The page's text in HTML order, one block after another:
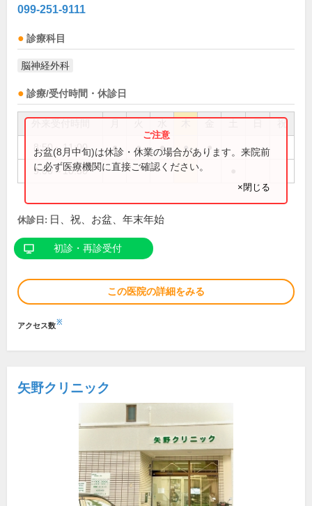
099-251-9111
診療科目
脳神経外科
診療/受付時間・休診日
祝
8:50～11:00 ● ● ● ● ●
9:00～10:30
お盆(8月中旬)は休診・休業の場合があります。来院前
に必ず医療機関に直接ご確認ください。
×閉じる
休診日: 日、祝、お盆、年末年始
初診・再診受付
この医院の詳細をみる
アクセス数※
矢野クリニック